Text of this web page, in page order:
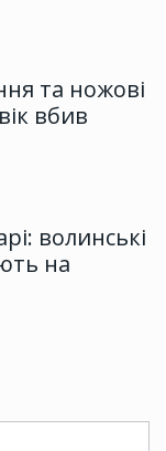
та ножові
вбив
волинські
на